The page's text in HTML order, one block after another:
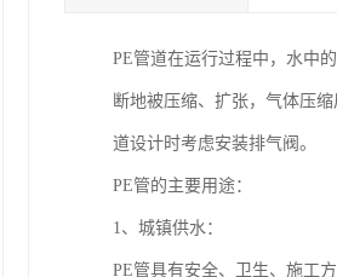
PE管道在运行过程中，水中
断地被压缩、扩张，气体压
道设计时考虑安装排气阀。
PE管的主要用途：
1、城镇供水：
PE管具有安全、卫生、施工